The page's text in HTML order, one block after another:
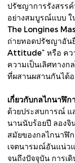
ปรัชญาการรังสรร
อย่างสมบูรณ์แบบ ใ
The Longines
ถ่ายทอดปรัชญาอัน
Attitude” หรือ คว
ความเป็นเลิศทางก
ที่ผสานผสานกันได้อ
เกี่ยวกับกลไกนาฬิก
ด้วยประสบการณ์ แ
นานนับร้อยปี ลองจิ
สมัยของกลไกนาฬิ
เจตนารมณ์อันแน่ว
จนถึงปัจจุบัน การเ